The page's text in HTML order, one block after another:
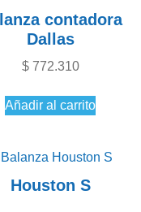
contadora
Dallas
$772.310
Añadir al carrito
Houston S